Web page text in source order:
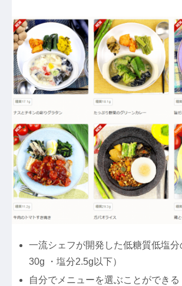
一流シェフが開発した低糖質低塩
30g ・塩分2.5g以下）
自分でメニューを選ぶことができる